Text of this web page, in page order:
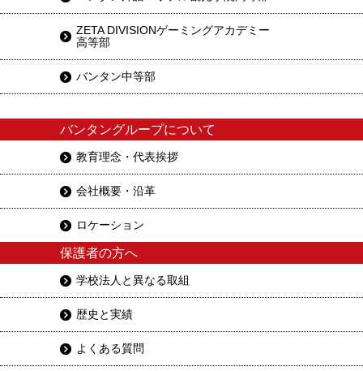
ZETA DIVISIONゲーミングアカデミー
高等部
バンタン中等部
バンタングループについて
教育理念・代表挨拶
会社概要・沿革
ロケーション
保護者の方へ
学校法人と異なる取組
歴史と実績
よくある質問